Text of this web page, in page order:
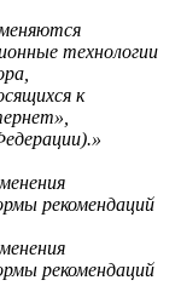
технологии
к
рекомендаций
рекомендаций